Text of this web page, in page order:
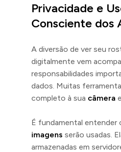
Privacidade e
Consciente dos
A diversão de ver seu
digitalmente vem
responsabilidades
dados. Muitas
completo à sua câmera
É fundamental entender
imagens serão usadas.
armazenadas em